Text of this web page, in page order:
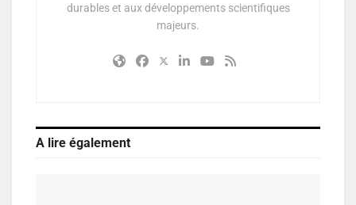
durables et aux développements scientifiques
majeurs.
A lire également